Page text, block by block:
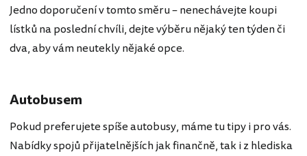
Jedno doporučení v tomto směru – nenechávejte koupi
lístků na poslední chvíli, dejte výběru nějaký ten týden či
dva, aby vám neutekly nějaké opce.
Autobusem
Pokud preferujete spíše autobusy, máme tu tipy i pro vás.
Nabídky spojů přijatelnějších jak finančně, tak i z hlediska